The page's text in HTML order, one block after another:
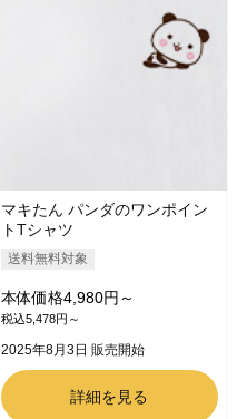
マキたん パンダのワンポイン
トTシャツ
送料無料対象
本体価格4,980円～
税込5,478円～
2025年8月3日 販売開始
詳細を見る